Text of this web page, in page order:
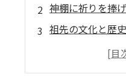
神棚に祈りを捧
祖先の文化と歴
神々との繋がり
国の繁栄と平和